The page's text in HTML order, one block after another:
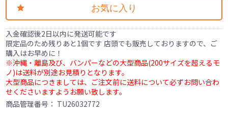
お気に入り
入金確認後2日以内に発送可能です
限定品のため残りあと1個です 店頭でも販売しておりますので、ご
購入はお早めに！
※沖縄・離島及び、バンパーなどの大型商品(200サイズを超えるモ
ノ)は送料が別途お見積りとなります。
大型商品につきましては、ご注文前に送料について必ずお問い合わ
せくださいますようお願い致します。
商品管理番号： TU26032772